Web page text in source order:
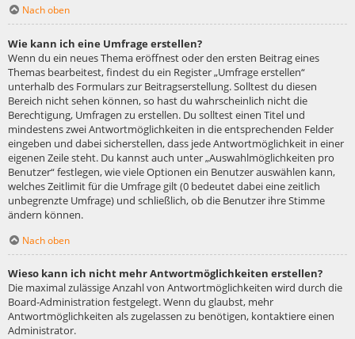
Nach oben
Wie kann ich eine Umfrage erstellen?
Wenn du ein neues Thema eröffnest oder den ersten Beitrag eines
Themas bearbeitest, findest du ein Register „Umfrage erstellen“
unterhalb des Formulars zur Beitragserstellung. Solltest du diesen
Bereich nicht sehen können, so hast du wahrscheinlich nicht die
Berechtigung, Umfragen zu erstellen. Du solltest einen Titel und
mindestens zwei Antwortmöglichkeiten in die entsprechenden Felder
eingeben und dabei sicherstellen, dass jede Antwortmöglichkeit in einer
eigenen Zeile steht. Du kannst auch unter „Auswahlmöglichkeiten pro
Benutzer“ festlegen, wie viele Optionen ein Benutzer auswählen kann,
welches Zeitlimit für die Umfrage gilt (0 bedeutet dabei eine zeitlich
unbegrenzte Umfrage) und schließlich, ob die Benutzer ihre Stimme
ändern können.
Nach oben
Wieso kann ich nicht mehr Antwortmöglichkeiten erstellen?
Die maximal zulässige Anzahl von Antwortmöglichkeiten wird durch die
Board-Administration festgelegt. Wenn du glaubst, mehr
Antwortmöglichkeiten als zugelassen zu benötigen, kontaktiere einen
Administrator.